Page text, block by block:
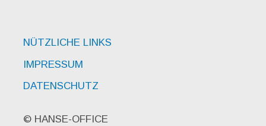
NÜTZLICHE LINKS
IMPRESSUM
DATENSCHUTZ
© HANSE-OFFICE